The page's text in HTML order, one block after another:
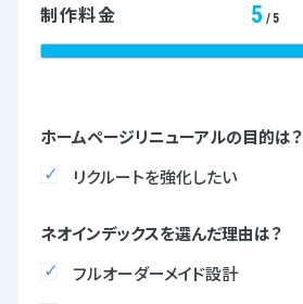
制作料金 5 /5
ホームページリニューアルの目的は？
リクルートを強化したい
ネオインデックスを選んだ理由は？
フルオーダーメイド設計